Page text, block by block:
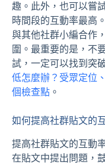
趣。此外，也可以嘗
時間段的互動率最高
與其他社群小編合作
圍。最重要的是，不
試，一定可以找到突
低怎麼辦？受眾定位
個檢查點 。
如何提高社群貼文的
提高社群貼文的互動
在貼文中提出問題，